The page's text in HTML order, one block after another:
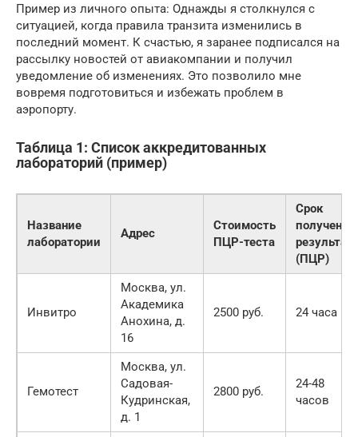
Пример из личного опыта: Однажды я столкнулся с
ситуацией, когда правила транзита изменились в
последний момент. К счастью, я заранее подписался на
рассылку новостей от авиакомпании и получил
уведомление об изменениях. Это позволило мне
вовремя подготовиться и избежать проблем в
аэропорту.
Таблица 1: Список аккредитованных
лабораторий (пример)
Название
лаборатории
Адрес
Стоимость
ПЦР-теста
Срок
получения
(ПЦР)
Инвитро
Москва, ул.
Академика
Анохина, д.
16
2500 руб. 24 часа
Гемотест
Москва, ул.
Садовая-
Кудринская,
д. 1
2800 руб.
24-48
часов